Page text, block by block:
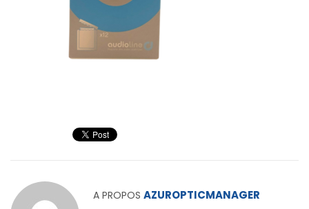
A PROPOS AZUROPTICMANAGER